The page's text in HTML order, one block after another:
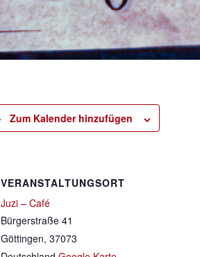
Zum Kalender hinzufügen
VERANSTALTUNGSORT
Juzi – Café
Bürgerstraße 41
Göttingen, 37073